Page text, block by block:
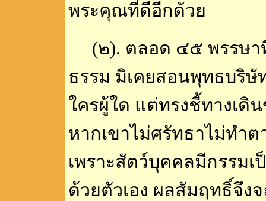
พระคุณที่ดีอีกด้วย
(๒). ตลอด ๔๕ พรรษา
ธรรม มิเคยสอนพุทธบริษั
ใครผู้ใด แต่ทรงชี้ทางเดิ
หากเขาไม่ศรัทธาไม่ทำ
เพราะสัตว์บุคคลมีกรรมเ
ด้วยตัวเอง ผลสัมฤทธิ์จึ